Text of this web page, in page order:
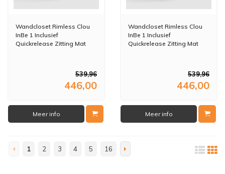
Wandcloset Rimless Clou
InBe 1 Inclusief
Quickrelease Zitting Mat
539,96
446,00
Meer info
Wandcloset Rimless Clou
InBe 1 Inclusief
Quickrelease Zitting Mat
539,96
446,00
Meer info
1 2 3 4 5 16